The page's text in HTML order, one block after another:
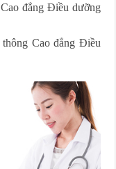
đẳng Điều dưỡng
Cao đẳng Điều